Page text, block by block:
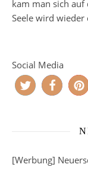
kam man sich auf
Seele wird
Social Media
[Werbung]